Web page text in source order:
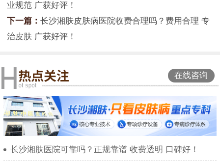
业规范 广获好评！
下一篇： 长沙湘肤皮肤病医院收费合理吗？费用合理 专
治皮肤 广获好评！
在线咨询
长沙湘肤医院可靠吗？正规靠谱 收费透明 口碑好！